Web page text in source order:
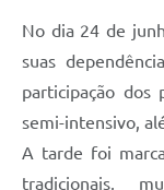
No dia 24 de
suas
participação dos
semi-intensivo,
A tarde foi
tradicionais,